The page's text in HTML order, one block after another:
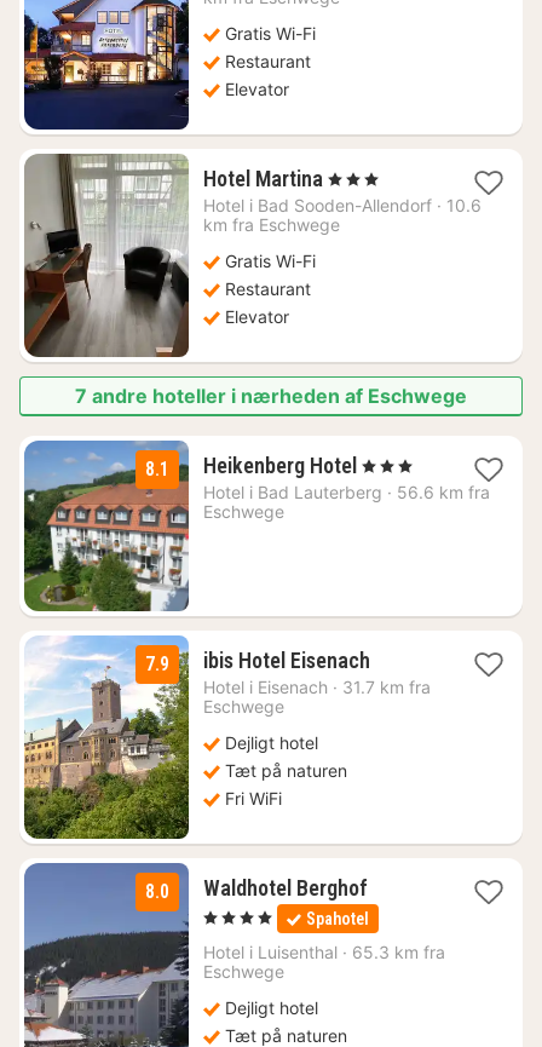
1060
kr.
Gratis Wi-Fi
Restaurant
Elevator
Hotel Martina 1
nat
fra
874
, 3 Stjerner
Hotel i Bad Sooden-Allendorf · 10.6
km fra Eschwege
Gratis Wi-Fi
Restaurant
Elevator
7 andre hoteller i nærheden af Eschwege
8.1 Heikenberg Hotel 1
nat
fra
, 3 Stjerner
Hotel i Bad Lauterberg · 56.6 km fra
Eschwege
7.9 ibis Hotel Eisenach1
nat
Hotel i Eisenach · 31.7 km fra
Eschwege
Dejligt hotel
Tæt på naturen
Fri WiFi
8.0 Waldhotel Berghof1
nat
fra
516
, 4 Stjerner Spahotel
Hotel i Luisenthal · 65.3 km fra
Eschwege
Dejligt hotel
Tæt på naturen